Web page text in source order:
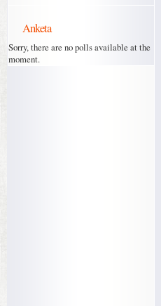
Anketa
Sorry, there are no polls available at the
moment.